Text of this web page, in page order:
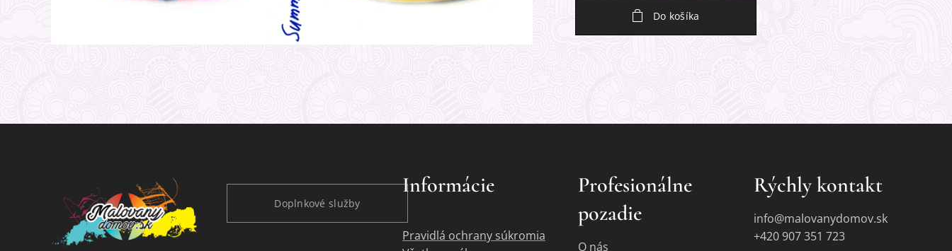
Do košíka
Doplnkové služby
Informácie
Pravidlá ochrany súkromia
Profesionálne
pozadie
O nás
Rýchly kontakt
info@malovanydomov.sk
+420 907 351 723